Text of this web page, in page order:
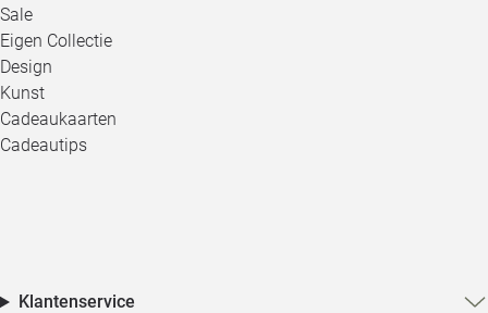
Sale
Eigen Collectie
Design
Kunst
Cadeaukaarten
Cadeautips
Klantenservice